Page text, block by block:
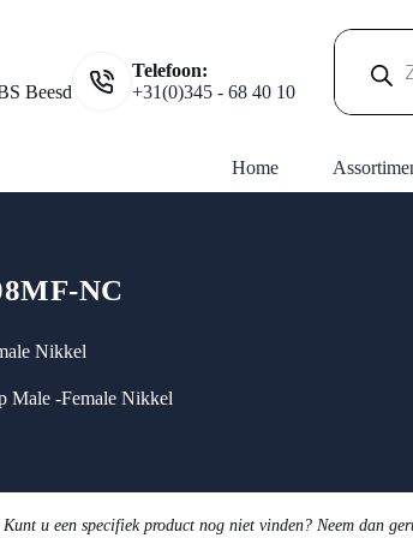
Beesd
Telefoon:
+31(0)345 - 68 40 10
zoeken
Home
NC
Nikkel
Male -Female Nikkel
u een specifiek product nog niet vinden? Neem dan